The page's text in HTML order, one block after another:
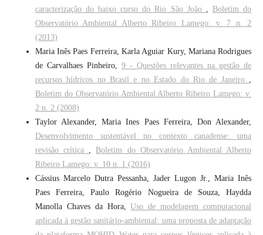
caracterização do baixo curso do Rio São João
Boletim do
Observatório Ambiental Alberto Ribeiro Lamego: v. 7 n. 2
(2013)
Maria Inês Paes Ferreira, Karla Aguiar Kury, Mariana Rodrigues
de Carvalhaes Pinheiro, 9 - Questões relevantes na gestão de
recursos hídricos no Brasil e no Estado do Rio de Janeiro
Boletim do Observatório Ambiental Alberto Ribeiro Lamego: v.
2 n. 2 (2008)
Taylor Alexander, Maria Ines Paes Ferreira, Don Alexander,
Desenvolvimento sustentável no contexto canadense: uma
revisão crítica
Boletim do Observatório Ambiental Alberto
Ribeiro Lamego: v. 10 n. 1 (2016)
Cássius Marcelo Dutra Pessanha, Jader Lugon Jr., Maria Inês
Paes Ferreira, Paulo Rogério Nogueira de Souza, Haydda
Manolla Chaves da Hora,Uso de modelagem computacional
aplicada à gestão sanitário-ambiental: uma proposta de adaptação